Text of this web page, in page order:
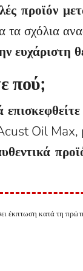
προϊόν
σχόλια
ευχάριστη
πού;
Oil Max,
έκπτωση κατά τη